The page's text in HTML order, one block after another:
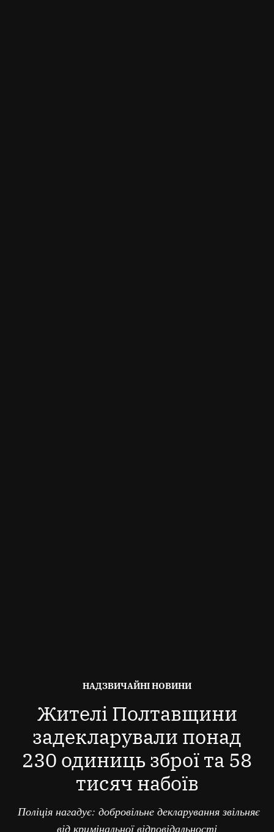
ОПУБЛІКОВАНО
НАДЗВИЧАЙНІ НОВИНИ
Жителі Полтавщини
задекларували понад
230 одиниць зброї та 58
тисяч набоїв
Поліція нагадує: добровільне декларування звільняє
від кримінальної відповідальності